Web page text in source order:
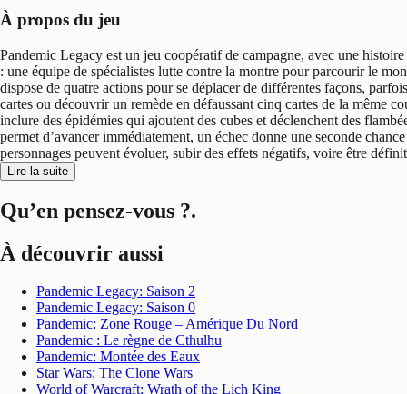
À propos du jeu
Pandemic Legacy est un jeu coopératif de campagne, avec une
: une équipe de spécialistes lutte contre la montre pour parcourir le
dispose de quatre actions pour se déplacer de différentes façons,
cartes ou découvrir un remède en défaussant cinq cartes de la même
inclure des épidémies qui ajoutent des cubes et déclenchent des
permet d’avancer immédiatement, un échec donne une seconde
personnages peuvent évoluer, subir des effets négatifs, voire être
Lire la suite
Qu’en pensez-vous ?.
À découvrir aussi
Pandemic Legacy: Saison 2
Pandemic Legacy: Saison 0
Pandemic: Zone Rouge – Amérique Du Nord
Pandemic : Le règne de Cthulhu
Pandemic: Montée des Eaux
Star Wars: The Clone Wars
World of Warcraft: Wrath of the Lich King